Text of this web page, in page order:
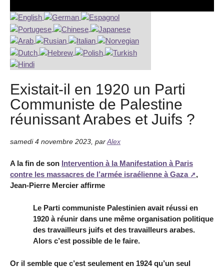
Existait-il en 1920 un Parti
Communiste de Palestine
réunissant Arabes et Juifs ?
samedi 4 novembre 2023 par Alex
A la fin de son Intervention à la Manifestation à Paris
contre les massacres de l’armée israélienne à Gaza
,
Jean-Pierre Mercier affirme
Le Parti communiste Palestinien avait réussi en
1920 à réunir dans une même organisation politique
des travailleurs juifs et des travailleurs arabes.
Alors c’est possible de le faire.
Or il semble que c’est seulement en 1924 qu’un seul